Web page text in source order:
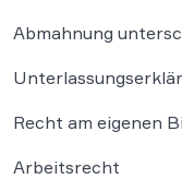
Abmahnung
Recht am eigenen
Arbeitsrecht